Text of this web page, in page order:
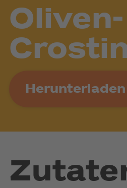
Oliven-
Herunterladen